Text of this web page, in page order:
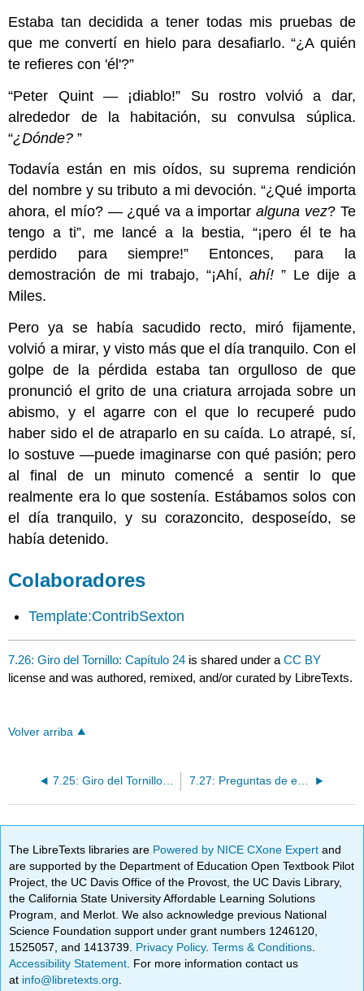
Estaba tan decidida a tener todas mis pruebas de
que me convertí en hielo para desafiarlo. “¿A quién
te refieres con 'él'?”
“Peter Quint — ¡diablo!” Su rostro volvió a dar,
alrededor de la habitación, su convulsa súplica.
“¿Dónde?”
Todavía están en mis oídos, su suprema rendición
del nombre y su tributo a mi devoción. “¿Qué importa
ahora, el mío? — ¿qué va a importaralguna vez? Te
tengo a ti”, me lancé a la bestia, “¡pero él te ha
perdido para siempre!” Entonces, para la
demostración de mi trabajo, “¡Ahí,ahí!” Le dije a
Miles.
Pero ya se había sacudido recto, miró fijamente,
volvió a mirar, y visto más que el día tranquilo. Con el
golpe de la pérdida estaba tan orgulloso de que
pronunció el grito de una criatura arrojada sobre un
abismo, y el agarre con el que lo recuperé pudo
haber sido el de atraparlo en su caída. Lo atrapé, sí,
lo sostuve —puede imaginarse con qué pasión; pero
al final de un minuto comencé a sentir lo que
realmente era lo que sostenía. Estábamos solos con
el día tranquilo, y su corazoncito, desposeído, se
había detenido.
Colaboradores
Template:ContribSexton
7.26: Giro del Tornillo: Capítulo 24 is shared under aCC BY
license and was authored, remixed, and/or curated by LibreTexts.
Volver arriba
7.25: Giro del Tornillo: Capítulo 23 7.27: Preguntas de estudio, actividades y recursos
The LibreTexts libraries are Powered by NICE CXone Expertand
are supported by the Department of Education Open Textbook Pilot
Project, the UC Davis Office of the Provost, the UC Davis Library,
the California State University Affordable Learning Solutions
Program, and Merlot. We also acknowledge previous National
Science Foundation support under grant numbers 1246120,
1525057, and 1413739. Privacy Policy.Terms & Conditions
Accessibility Statement . For more information contact us
at info@libretexts.org